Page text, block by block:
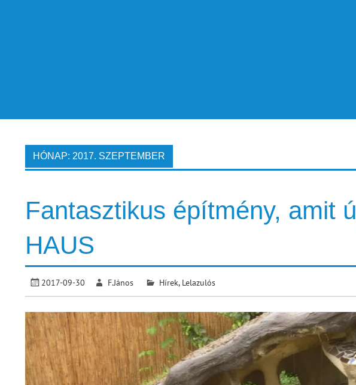
HÓNAP: 2017. SZEPTEMBER
Fantasztikus építmény, amit
HAUS
2017-09-30 F.János Hírek, Lelazulós